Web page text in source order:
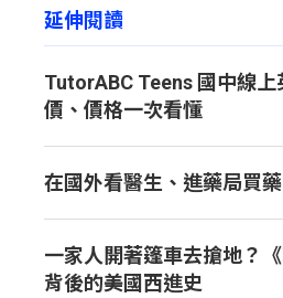
延伸閱讀
TutorABC Teens 國中線
價、價格一次看懂
在國外看醫生、進藥局買
一家人開著篷車去搶地？
背後的美國西進史